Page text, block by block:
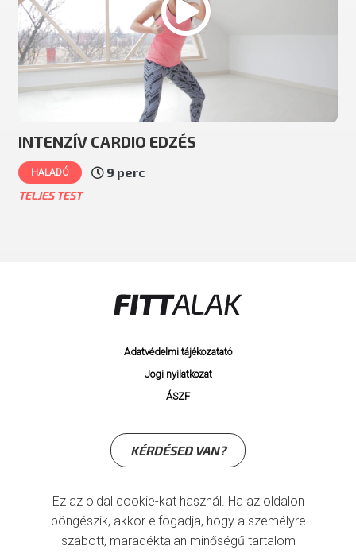
INTENZÍV CARDIO EDZÉS
HALADÓ 9 perc
TELJES TEST
Ez az oldal cookie-kat használ. Ha az oldalon
böngészik, akkor elfogadja, hogy a személyre
szabott, maradéktalan minőségű tartalom
KÉRDÉSED VAN?
Adatvédelmi tájékozatató
Jogi nyilatkozat
ÁSZF